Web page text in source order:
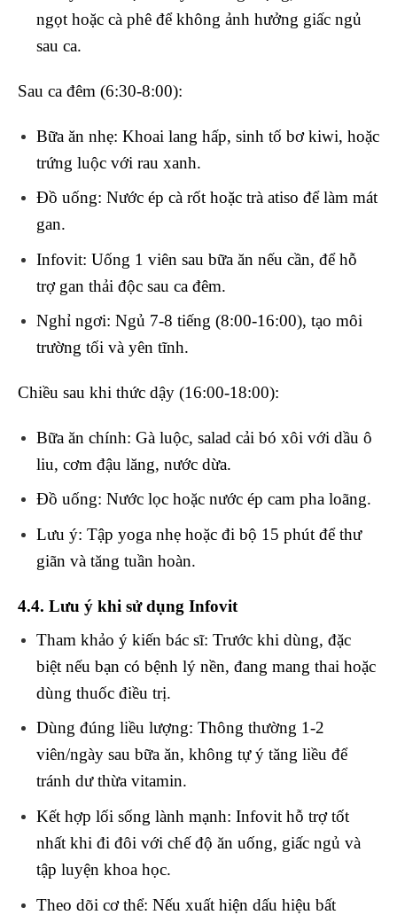
ngọt hoặc cà phê để không ảnh hưởng giấc ngủ
sau ca.
Sau ca đêm (6:30-8:00):
Bữa ăn nhẹ: Khoai lang hấp, sinh tố bơ kiwi, hoặc
trứng luộc với rau xanh.
Đồ uống: Nước ép cà rốt hoặc trà atiso để làm mát
gan.
Infovit: Uống 1 viên sau bữa ăn nếu cần, để hỗ
trợ gan thải độc sau ca đêm.
Nghỉ ngơi: Ngủ 7-8 tiếng (8:00-16:00), tạo môi
trường tối và yên tĩnh.
Chiều sau khi thức dậy (16:00-18:00):
Bữa ăn chính: Gà luộc, salad cải bó xôi với dầu ô
liu, cơm đậu lăng, nước dừa.
Đồ uống: Nước lọc hoặc nước ép cam pha loãng.
Lưu ý: Tập yoga nhẹ hoặc đi bộ 15 phút để thư
giãn và tăng tuần hoàn.
4.4. Lưu ý khi sử dụng Infovit
Tham khảo ý kiến bác sĩ: Trước khi dùng, đặc
biệt nếu bạn có bệnh lý nền, đang mang thai hoặc
dùng thuốc điều trị.
Dùng đúng liều lượng: Thông thường 1-2
viên/ngày sau bữa ăn, không tự ý tăng liều để
tránh dư thừa vitamin.
Kết hợp lối sống lành mạnh: Infovit hỗ trợ tốt
nhất khi đi đôi với chế độ ăn uống, giấc ngủ và
tập luyện khoa học.
Theo dõi cơ thể: Nếu xuất hiện dấu hiệu bất